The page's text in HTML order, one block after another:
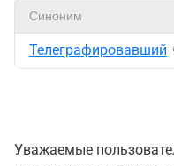
Синоним
Телеграфировавший
Уважаемые